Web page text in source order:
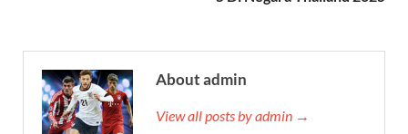
About admin
View all posts by admin →